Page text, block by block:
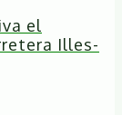
el
Illes-